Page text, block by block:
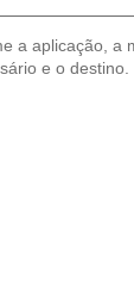
a aplicação, a
e o destino.